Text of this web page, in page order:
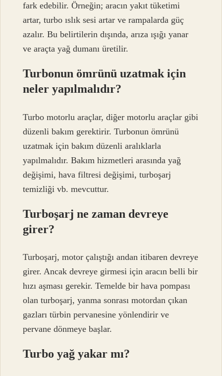
fark edebilir. Örneğin; aracın yakıt tüketimi
artar, turbo ıslık sesi artar ve rampalarda güç
azalır. Bu belirtilerin dışında, arıza ışığı yanar
ve araçta yağ dumanı üretilir.
Turbonun ömrünü uzatmak için
neler yapılmalıdır?
Turbo motorlu araçlar, diğer motorlu araçlar gibi
düzenli bakım gerektirir. Turbonun ömrünü
uzatmak için bakım düzenli aralıklarla
yapılmalıdır. Bakım hizmetleri arasında yağ
değişimi, hava filtresi değişimi, turboşarj
temizliği vb. mevcuttur.
Turboşarj ne zaman devreye
girer?
Turboşarj, motor çalıştığı andan itibaren devreye
girer. Ancak devreye girmesi için aracın belli bir
hızı aşması gerekir. Temelde bir hava pompası
olan turboşarj, yanma sonrası motordan çıkan
gazları türbin pervanesine yönlendirir ve
pervane dönmeye başlar.
Turbo yağ yakar mı?